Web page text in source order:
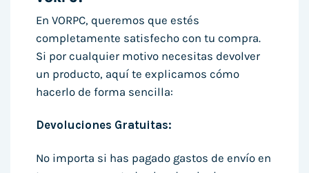
En VORPC, queremos que estés
completamente satisfecho con tu compra.
Si por cualquier motivo necesitas devolver
un producto, aquí te explicamos cómo
hacerlo de forma sencilla:
Devoluciones Gratuitas:
No importa si has pagado gastos de envío en